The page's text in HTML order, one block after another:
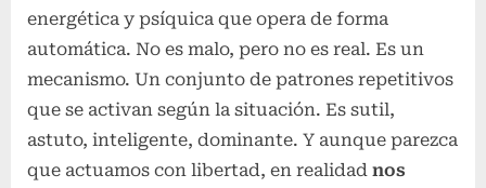
energética y psíquica que opera de forma
automática. No es malo, pero no es real. Es un
mecanismo. Un conjunto de patrones repetitivos
que se activan según la situación. Es sutil,
astuto, inteligente, dominante. Y aunque parezca
que actuamos con libertad, en realidad nos